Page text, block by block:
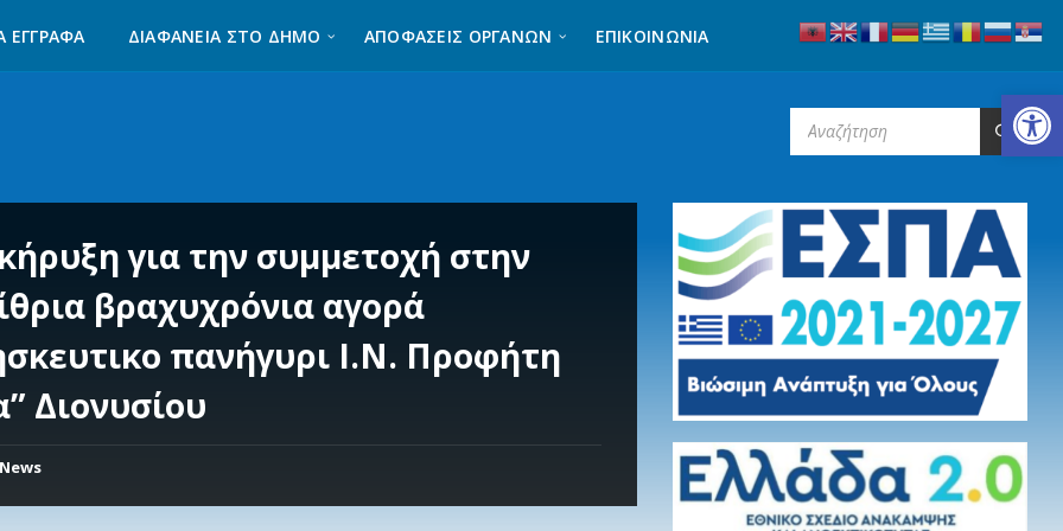
Ανοίξτε τη γραμμή εργαλείων
ΈΓΓΡΑΦΑ ΔΙΑΦΆΝΕΙΑ ΣΤΟ ΔΉΜΟ ΑΠΟΦΑΣΕΙΣ ΟΡΓΑΝΩΝ ΕΠΙΚΟΙΝΩΝΊΑ
για την συμμετοχή στην
βραχυχρόνια αγορά
πανήγυρι Ι.Ν. Προφήτη
Διονυσίου
News